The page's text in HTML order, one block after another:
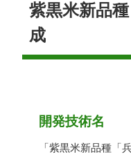
紫黒米新品
成
開発技術名
「紫黒米新品種「